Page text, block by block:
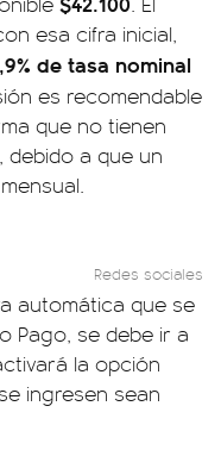
esa cifra inicial,
de tasa nominal
es recomendable
que no tienen
a que un
Redes sociales
automática que se
Pago, se debe ir a
la opción
ingresen sean